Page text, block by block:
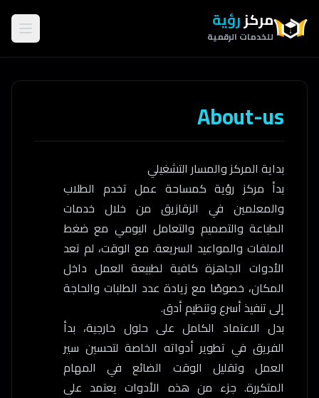
مركزرؤية
للخدمات الرقمية
About-us
بداية المركز والمسار التشغيلي
بدأ مركز رؤية كمساحة عمل تخدم الطلاب
والمعلمين في الزقازيق من خلال خدمات
الطباعة والتصميم والتعامل اليومي مع ضغط
الملفات والمواعيد السريعة. مع الوقت، لم تعد
الأدوات الجاهزة كافية لطبيعة العمل داخل
المكان، خصوصًا مع زيادة عدد الطلبات والحاجة
إلى تنفيذ أسرع وتنظيم أدق.
بدل الاعتماد الكامل على حلول خارجية، بدأ
الفريق في تطوير أدواته الخاصة لتحسين سير
العمل وتقليل الوقت الضائع في المهام
المتكررة. جزء من هذه الأدوات يعتمد على